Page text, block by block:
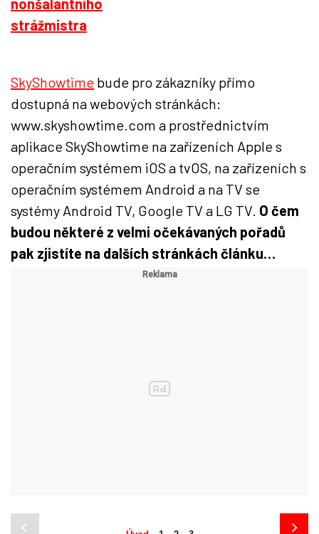
SkyShowtime bude pro zákazníky přímo
dostupná na webových stránkách:
www.skyshowtime.com a prostřednictvím
aplikace SkyShowtime na zařízeních Apple s
operačním systémem iOS a tvOS, na zařízeních s
operačním systémem Android a na TV se
systémy Android TV, Google TV a LG TV. O čem
budou některé z velmi očekávaných pořadů
pak zjistíte na dalších stránkách článku…